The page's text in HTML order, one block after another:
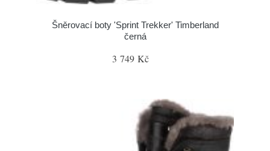
Šněrovací boty 'Sprint Trekker' Timberland
černá
3 749 Kč